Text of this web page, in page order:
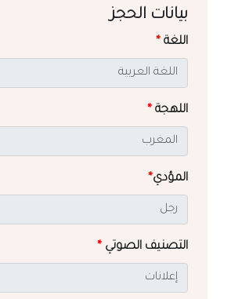
بيانات الحجز
اللغة *
اللهجة *
المؤدي*
التصنيف الصوتي *